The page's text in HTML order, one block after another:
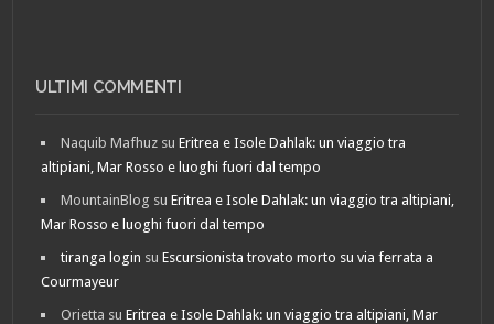
ULTIMI COMMENTI
Naquib Mafhuz suEritrea e Isole Dahlak: un viaggio tra
altipiani, Mar Rosso e luoghi fuori dal tempo
MountainBlog suEritrea e Isole Dahlak: un viaggio tra altipiani,
Mar Rosso e luoghi fuori dal tempo
tiranga login suEscursionista trovato morto su via ferrata a
Courmayeur
Orietta suEritrea e Isole Dahlak: un viaggio tra altipiani, Mar